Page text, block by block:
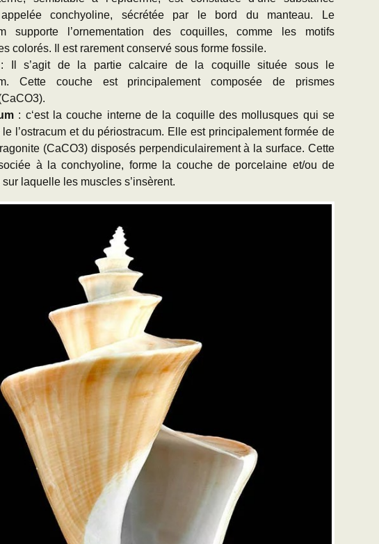
conchyoline, sécrétée par le bord du manteau. Le
supporte l’ornementation des coquilles, comme les motifs
colorés. Il est rarement conservé sous forme fossile.
: Il s’agit de la partie calcaire de la coquille située sous le
Cette couche est principalement composée de prismes
: c‘est la couche interne de la coquille des mollusques qui se
l’ostracum et du périostracum. Elle est principalement formée de
(CaCO3) disposés perpendiculairement à la surface. Cette
à la conchyoline, forme la couche de porcelaine et/ou de
laquelle les muscles s’insèrent.